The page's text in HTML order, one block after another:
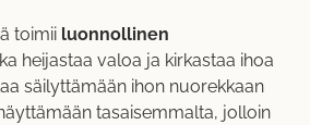
toimii luonnollinen
heijastaa valoa ja kirkastaa ihoa
säilyttämään ihon nuorekkaan
tasaisemmalta, jolloin